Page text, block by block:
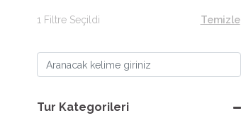
1 Filtre Seçildi Temizle
Tur Kategorileri